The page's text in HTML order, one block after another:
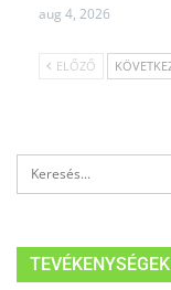
aug 4, 2026
ELŐZŐ
TEVÉKENYSÉGEK